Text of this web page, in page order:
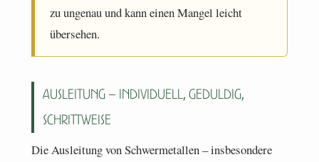
zu ungenau und kann einen Mangel leicht
übersehen.
Ausleitung – individuell, geduldig,
schrittweise
Die Ausleitung von Schwermetallen – insbesondere